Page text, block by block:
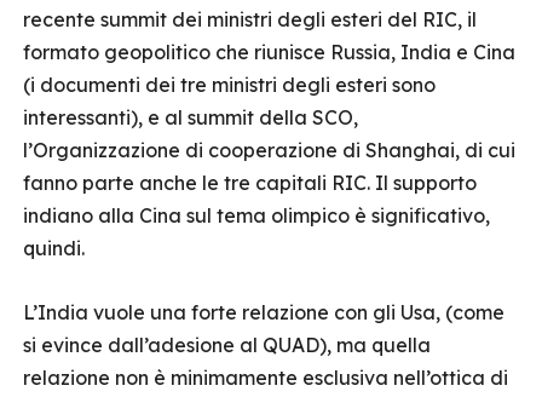
recente summit dei ministri degli esteri del RIC, il
formato geopolitico che riunisce Russia, India e Cina
(i documenti dei tre ministri degli esteri sono
interessanti), e al summit della SCO,
l’Organizzazione di cooperazione di Shanghai, di cui
fanno parte anche le tre capitali RIC. Il supporto
indiano alla Cina sul tema olimpico è significativo,
quindi.
L’India vuole una forte relazione con gli Usa, (come
si evince dall’adesione al QUAD), ma quella
relazione non è minimamente esclusiva nell’ottica di